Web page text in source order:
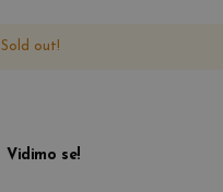
Sold out!
Vidimo se!